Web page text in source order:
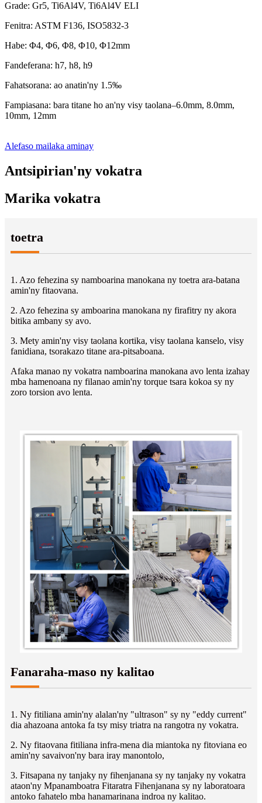
Grade: Gr5, Ti6Al4V, Ti6Al4V ELI
Fenitra: ASTM F136, ISO5832-3
Habe: Φ4, Φ6, Φ8, Φ10, Φ12mm
Fandeferana: h7, h8, h9
Fahatsorana: ao anatin'ny 1.5‰
Fampiasana: bara titane ho an'ny visy taolana–6.0mm, 8.0mm,
10mm, 12mm
Alefaso mailaka aminay
Antsipirian'ny vokatra
Marika vokatra
toetra
1. Azo fehezina sy namboarina manokana ny toetra ara-batana
amin'ny fitaovana.
2. Azo fehezina sy amboarina manokana ny firafitry ny akora
bitika ambany sy avo.
3. Mety amin'ny visy taolana kortika, visy taolana kanselo, visy
fanidiana, tsorakazo titane ara-pitsaboana.
Afaka manao ny vokatra namboarina manokana avo lenta izahay
mba hamenoana ny filanao amin'ny torque tsara kokoa sy ny
zoro torsion avo lenta.
Fanaraha-maso ny kalitao
1. Ny fitiliana amin'ny alalan'ny "ultrason" sy ny "eddy current"
dia ahazoana antoka fa tsy misy triatra na rangotra ny vokatra.
2. Ny fitaovana fitiliana infra-mena dia miantoka ny fitoviana eo
amin'ny savaivon'ny bara iray manontolo,
3. Fitsapana ny tanjaky ny fihenjanana sy ny tanjaky ny vokatra
ataon'ny Mpanamboatra Fitaratra Fihenjanana sy ny laboratoara
antoko fahatelo mba hanamarinana indroa ny kalitao.